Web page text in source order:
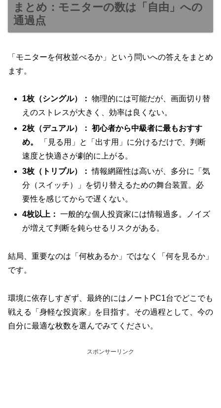
まとめ：モニターの数は「自由」への
通過点
「モニターを何枚並べるか」という問いへの答えをまとめ
ます。
1枚（シングル）： 物理的には可能だが、画面切り替
えのストレスが大きく、効率は良くない。
2枚（デュアル）： 初心者から中級者に最もおすす
め。
「見る用」と「出す用」に分けるだけで、判断
速度と快適さが劇的に上がる。
3枚（トリプル）： 情報網羅性は高いが、多分に「気
分（スイッチ）」を切り替えるための舞台装置。必
要性を感じてからで遅くない。
4枚以上： 一般的な個人投資家には情報過多。ノイズ
が増えて判断を鈍らせるリスクがある。
結局、重要なのは「何枚あるか」ではなく「何を見るか」
です。
環境に依存しすぎず、最終的にはノートPC1台でどこでも
戦える「身軽な投資家」を目指す。その過程として、今の
自分に最適な枚数を選んでみてください。
スポンサーリンク